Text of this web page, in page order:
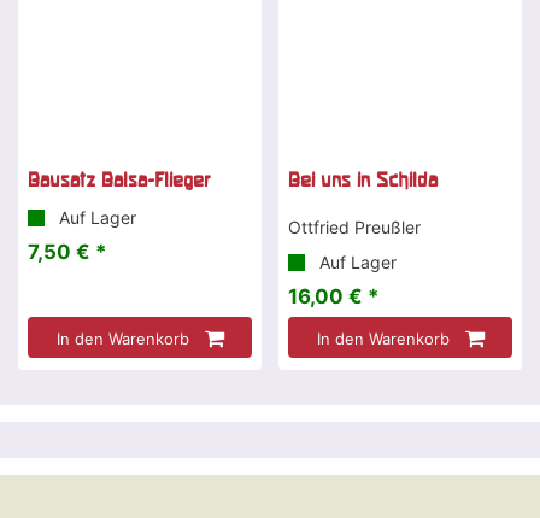
Bausatz Balsa-Flieger
Auf Lager
7,50 € *
In den Warenkorb
Bei uns in Schilda
Ottfried Preußler
Auf Lager
16,00 € *
In den Warenkorb